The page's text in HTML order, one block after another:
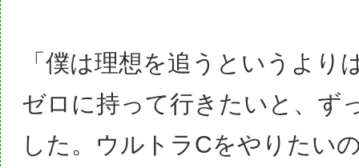
「僕は理想を追うというより
ゼロに持って行きたいと、ず
した。ウルトラCをやりたい